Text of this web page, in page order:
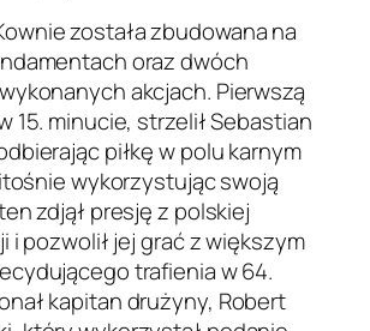
została zbudowana na
oraz dwóch
akcjach. Pierwszą
15. minucie, strzelił Sebastian
piłkę w polu karnym
wykorzystując swoją
zdjął presję z polskiej
i pozwolił jej grać z większym
trafienia w 64.
kapitan drużyny, Robert